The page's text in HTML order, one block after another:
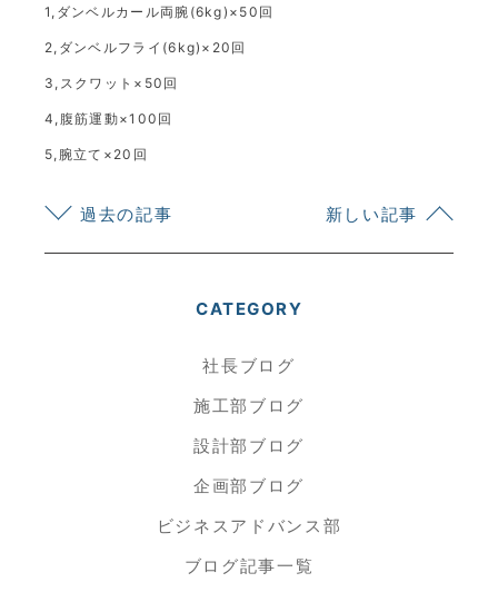
1,ダンベルカール両腕(6kg)×50回
2,ダンベルフライ(6kg)×20回
3,スクワット×50回
4,腹筋運動×100回
5,腕立て×20回
過去の記事 新しい記事
CATEGORY
社長ブログ
施工部ブログ
設計部ブログ
企画部ブログ
ビジネスアドバンス部
ブログ記事一覧